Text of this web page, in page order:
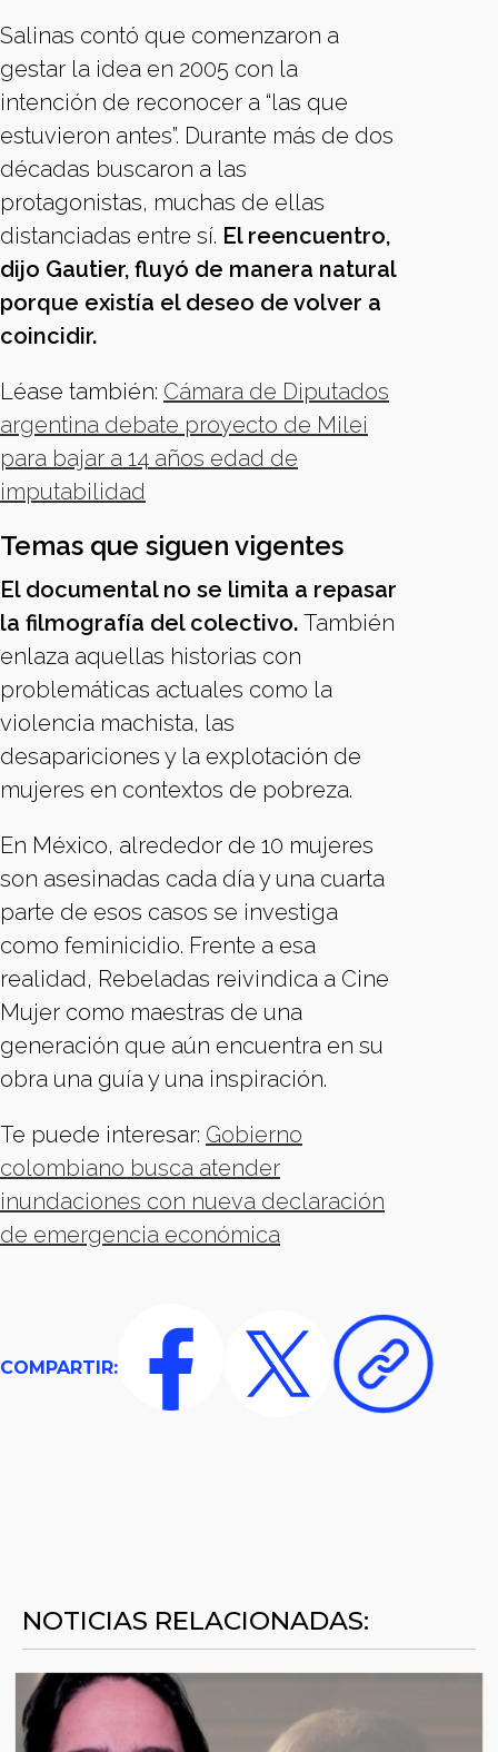
Salinas contó que comenzaron a
gestar la idea en 2005 con la
intención de reconocer a “las que
estuvieron antes”. Durante más de dos
décadas buscaron a las
protagonistas, muchas de ellas
distanciadas entre sí. El reencuentro,
dijo Gautier, fluyó de manera natural
porque existía el deseo de volver a
coincidir.
Léase también: Cámara de Diputados
argentina debate proyecto de Milei
para bajar a 14 años edad de
imputabilidad
Temas que siguen vigentes
El documental no se limita a repasar
la filmografía del colectivo. También
enlaza aquellas historias con
problemáticas actuales como la
violencia machista, las
desapariciones y la explotación de
mujeres en contextos de pobreza.
En México, alrededor de 10 mujeres
son asesinadas cada día y una cuarta
parte de esos casos se investiga
como feminicidio. Frente a esa
realidad, Rebeladas reivindica a Cine
Mujer como maestras de una
generación que aún encuentra en su
obra una guía y una inspiración.
Te puede interesar: Gobierno
colombiano busca atender
inundaciones con nueva declaración
de emergencia económica
COMPARTIR:
NOTICIAS RELACIONADAS: